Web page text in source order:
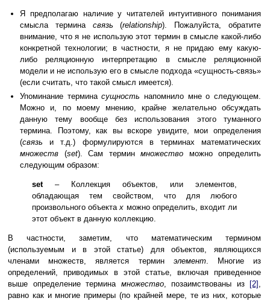
Я предполагаю наличие у читателей интуитивного понимания
смысла термина связь(relationship). Пожалуйста, обратите
внимание, что я не использую этот термин в смысле какой-либо
конкретной технологии; в частности, я не придаю ему какую-
либо реляционную интерпретацию в смысле реляционной
модели и не использую его в смысле подхода «сущность-связь»
(если считать, что такой смысл имеется).
Упоминание терминасущностьнапомнило мне о следующем.
Можно и, по моему мнению, крайне желательно обсуждать
данную тему вообще без использования этого туманного
термина. Поэтому, как вы вскоре увидите, мои определения
(связьи т.д.) формулируются в терминах математических
множеств (set). Сам термин множество можно определить
следующим образом:
set – Коллекция объектов, или элементов,
обладающая тем свойством, что для любого
произвольного объектаx можно определить, входит ли
этот объект в данную коллекцию.
В частности, заметим, что математическим термином
(используемым и в этой статье) для объектов, являющихся
членами множеств, является термин элемент. Многие из
определений, приводимых в этой статье, включая приведенное
выше определение термина множество, позаимствованы из [2] ,
равно как и многие примеры (по крайней мере, те из них, которые